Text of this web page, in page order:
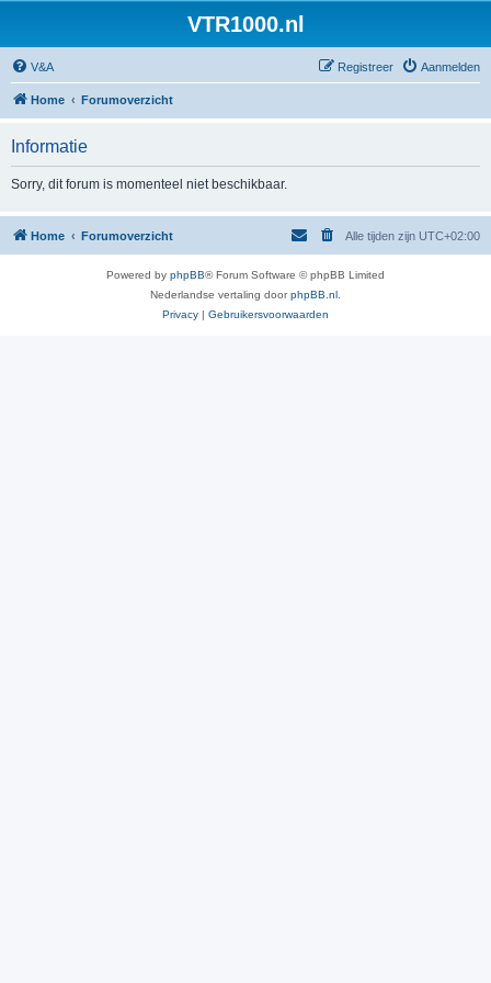
VTR1000.nl
V&A Aanmelden
Registreer
Home Forumoverzicht
Informatie
Sorry, dit forum is momenteel niet beschikbaar.
Home Forumoverzicht Alle tijden zijn UTC+02:00
Powered by phpBB® Forum Software © phpBB Limited
Nederlandse vertaling doorphpBB.nl
Privacy | Gebruikersvoorwaarden